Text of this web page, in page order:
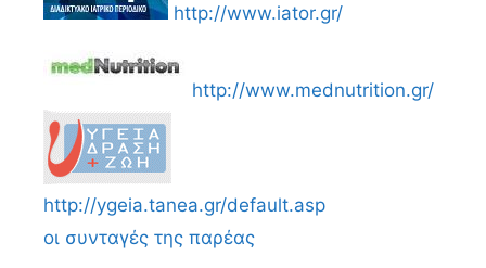
http://www.iator.gr/
http://www.mednutrition.gr/
http://ygeia.tanea.gr/default.asp
οι συνταγές της παρέας